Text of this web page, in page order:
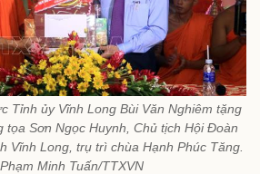
Tỉnh ủy Vĩnh Long Bùi Văn Nghiêm tặng
tọa Sơn Ngọc Huynh, Chủ tịch Hội Đoàn
Vĩnh Long, trụ trì chùa Hạnh Phúc Tăng.
Minh Tuấn/TTXVN